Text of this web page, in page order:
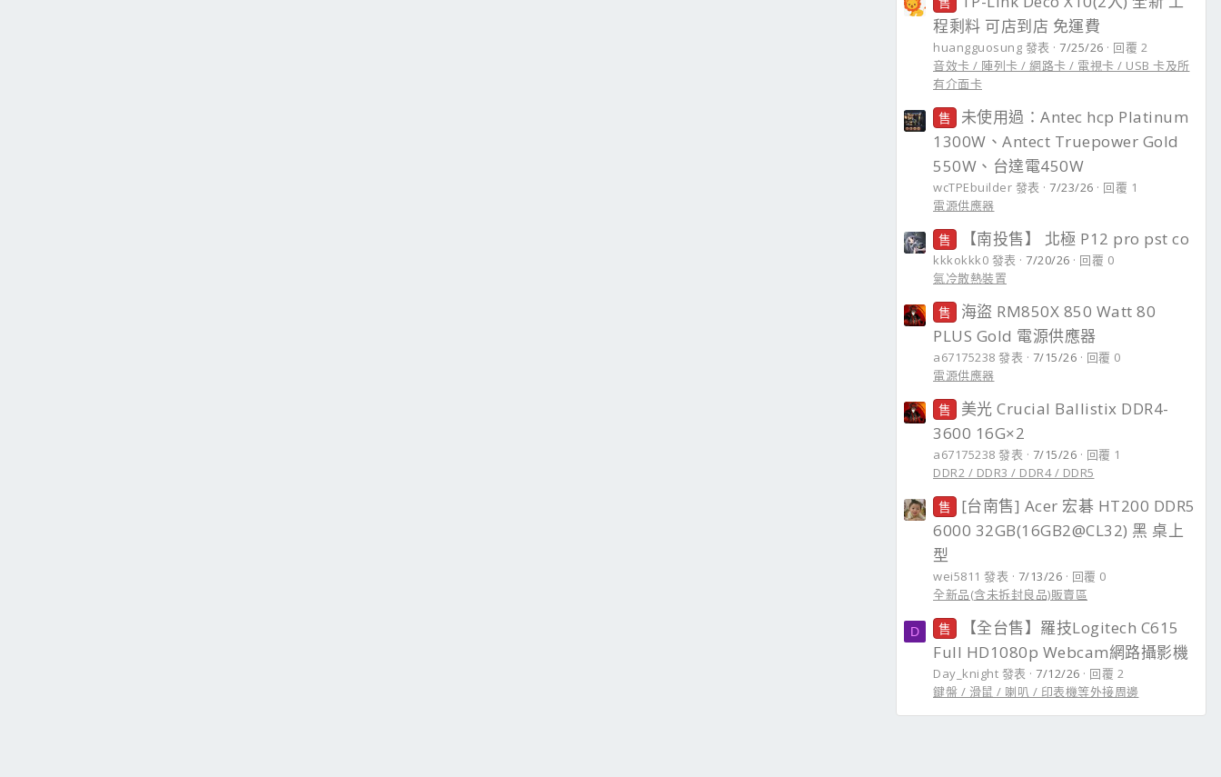
程剩料 可店到店 免運費
huangguosung 發表 7/25/26
回覆 2
音效卡 / 陣列卡 / 網路卡 / 電視卡 / USB 卡及所
有介面卡
售
未使用過：Antec hcp Platinum
1300W、Antect Truepower Gold
550W、台達電450W
wcTPEbuilder 發表 7/23/26
回覆 1
電源供應器
售 【南投售】 北極 P12 pro pst co
kkkokkk0 發表 7/20/26
回覆 0
氣冷散熱裝置
售
海盜 RM850X 850 Watt 80
PLUS Gold 電源供應器
a67175238 發表 7/15/26
回覆 0
電源供應器
售
美光 Crucial Ballistix DDR4-
3600 16G×2
a67175238 發表 7/15/26
回覆 1
DDR2 / DDR3 / DDR4 / DDR5
售
[台南售] Acer 宏碁 HT200 DDR5
6000 32GB(16GB2@CL32) 黑 桌上
型
wei5811 發表 7/13/26
回覆 0
全新品(含未拆封良品)販賣區
D 售
【全台售】羅技Logitech C615
Full HD1080p Webcam網路攝影機
Day_knight 發表 7/12/26
回覆 2
鍵盤 / 滑鼠 / 喇叭 / 印表機等外接周邊